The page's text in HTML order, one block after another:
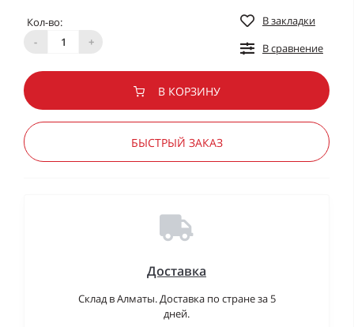
Кол-во:
-
+
В закладки
В сравнение
В КОРЗИНУ
БЫСТРЫЙ ЗАКАЗ
Доставка
Склад в Алматы. Доставка по стране за 5
дней.